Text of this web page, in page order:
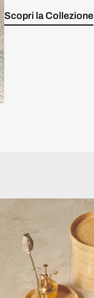
Scopri la Collezione